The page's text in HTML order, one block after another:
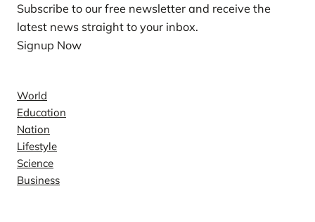
Subscribe to our free newsletter and receive the
latest news straight to your inbox.
Signup Now
World
Education
Nation
Lifestyle
Science
Business